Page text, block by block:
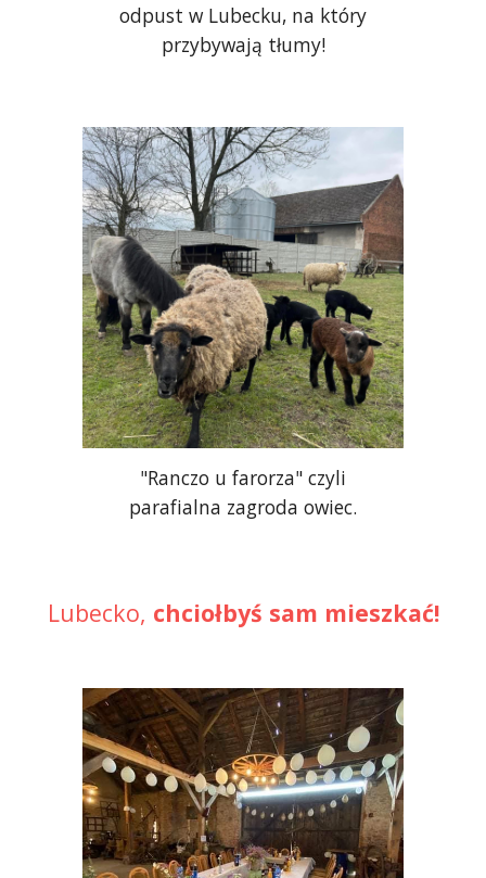
odpust w Lubecku, na który
przybywają tłumy!
"Ranczo u farorza" czyli
parafialna zagroda owiec.
Lubecko, chciołbyś sam mieszkać!